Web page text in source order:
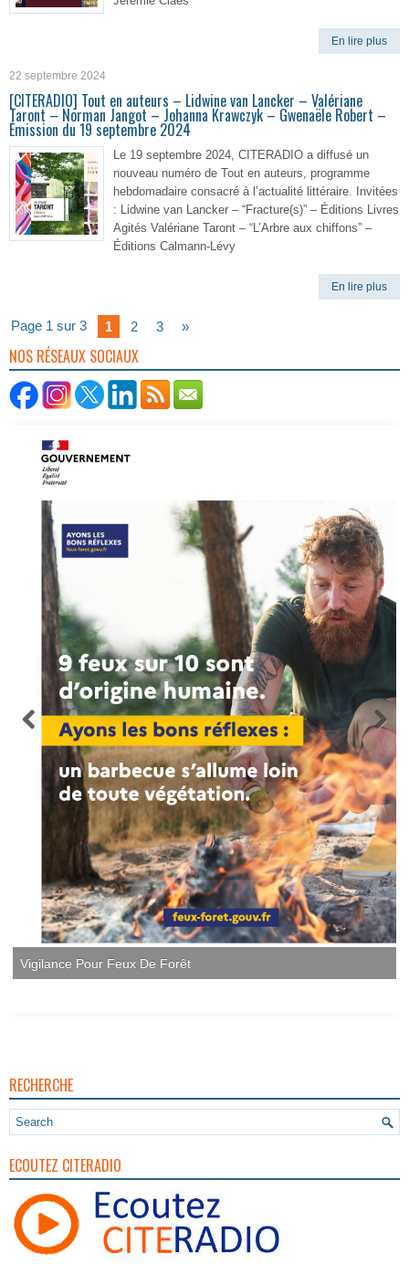
En lire plus
22 septembre 2024
[CITERADIO] Tout en auteurs – Lidwine van Lancker – Valériane
Taront – Norman Jangot – Johanna Krawczyk – Gwenaële Robert –
Émission du 19 septembre 2024
Le 19 septembre 2024, CITERADIO a diffusé un
nouveau numéro de Tout en auteurs, programme
hebdomadaire consacré à l’actualité littéraire. Invitées
: Lidwine van Lancker – “Fracture(s)” – Éditions Livres
Agités Valériane Taront – “L’Arbre aux chiffons” –
Éditions Calmann-Lévy
En lire plus
Page 1 sur 3 1 2 3 »
NOS RÉSEAUX SOCIAUX
RECHERCHE
ECOUTEZ CITERADIO